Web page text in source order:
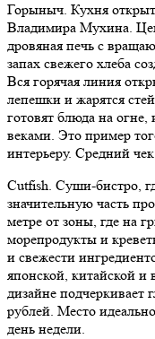
Горыныч. Кухня
Владимира Мухина.
дровяная печь с
запах свежего хлеба
Вся горячая линия
лепешки и жарятся
готовят блюда на
веками. Это пример
интерьеру. Средний
Cutfish. Суши-бистро,
значительную часть
метре от зоны, где на
морепродукты и
и свежести
японской, китайской
дизайне подчеркивает
рублей. Место
день недели.